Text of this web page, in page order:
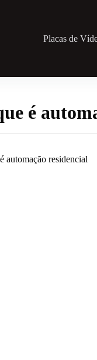
Placas de
é
automação residencial